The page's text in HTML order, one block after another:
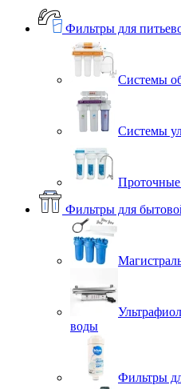
Фильтры для
Системы
Системы
Фильтры для
воды
Фильтры